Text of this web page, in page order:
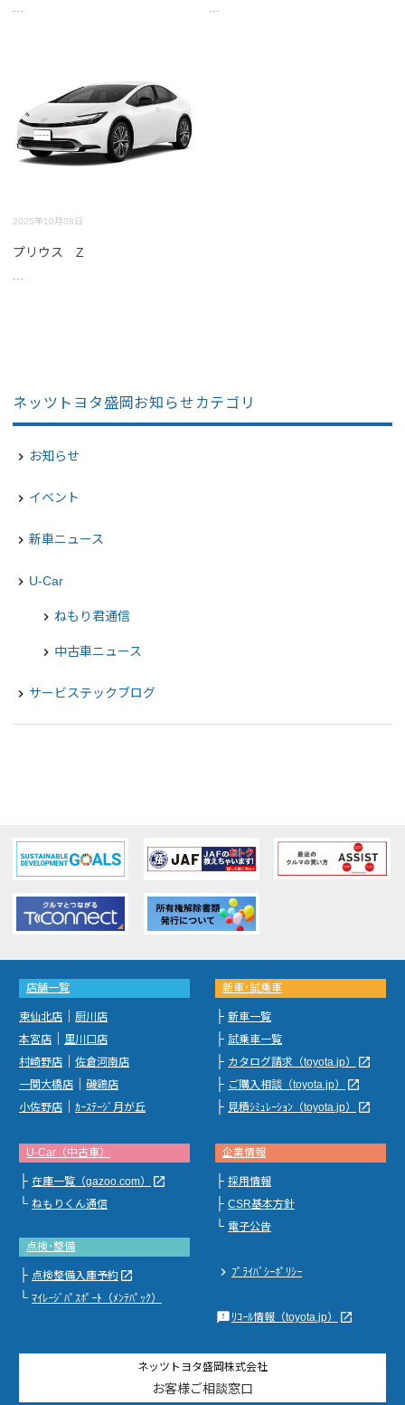
2025年10月08日
プリウス Z
ネッツトヨタ盛岡お知らせカテゴリ
navigate_next お知らせ
navigate_next イベント
navigate_next 新車ニュース
navigate_next U-Car
chevron_right ねもり君通信
chevron_right 中古車ニュース
navigate_next サービステックブログ
店舗一覧
東仙北店
厨川店
本宮店
里川口店
村崎野店
佐倉河南店
一関大橋店
磯鶏店
小佐野店
ｶｰｽﾃｰｼﾞ月が丘
新車･試乗車
├ 新車一覧
├ 試乗車一覧
├ カタログ請求（toyota.jp）
launch
├ ご購入相談（toyota.jp）
launch
├ 見積ｼﾐｭﾚｰｼｮﾝ（toyota.jp） launch
U-Car（中古車）
├ 在庫一覧（gazoo.com）
launch
└ ねもりくん通信
点検･整備
├ 点検整備入庫予約 launch
└ ﾏｲﾚｰｼﾞﾊﾟｽﾎﾟｰﾄ（ﾒﾝﾃﾊﾟｯｸ）
企業情報
├ 採用情報
├ CSR基本方針
└ 電子公告
chevron_right ﾌﾟﾗｲﾊﾞｼｰﾎﾟﾘｼｰ
feedback ﾘｺｰﾙ情報（toyota.jp） launch
ネッツトヨタ盛岡株式会社
お客様ご相談窓口